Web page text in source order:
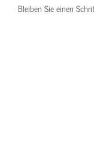
Bleiben Sie einen